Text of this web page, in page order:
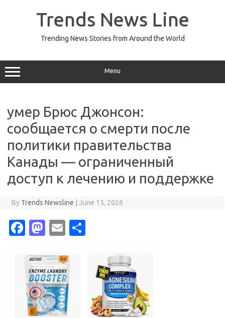
Trends News Line
Trending News Stories from Around the World
Menu
умер Брюс Джонсон:
сообщается о смерти после
политики правительства
Канады — ограниченный
доступ к лечению и поддержке
By Trends Newsline June 15, 2026
Fa
e
b
o
o
M
t
o
d
o
E
ail